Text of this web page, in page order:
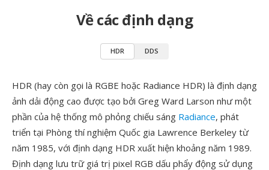
Về các định dạng
HDR DDS
HDR (hay còn gọi là RGBE hoặc Radiance HDR) là định dạng
ảnh dải động cao được tạo bởi Greg Ward Larson như một
phần của hệ thống mô phỏng chiếu sáng Radiance, phát
triển tại Phòng thí nghiệm Quốc gia Lawrence Berkeley từ
năm 1985, với định dạng HDR xuất hiện khoảng năm 1989.
Định dạng lưu trữ giá trị pixel RGB dấu phẩy động sử dụng